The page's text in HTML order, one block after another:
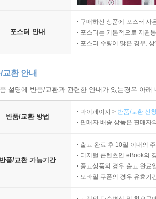
포스터 안내
구매하신 상품에 포스터 사
포스터는 기본적으로 지관
포스터 수량이 많은 경우,
교환 안내
설명에 반품/교환과 관련한 안내가 있는경우 아
반품/교환 방법
마이페이지 > 반품/교환 신
판매자 배송 상품은 판매자
반품/교환 가능기간
출고 완료 후 10일 이내의
디지털 콘텐츠인 eBook의
중고상품의 경우 출고 완료
모바일 쿠폰의 경우 유효기